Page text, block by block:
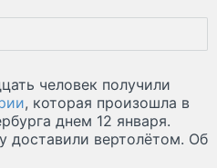
человек получили
, которая произошла в
днем 12 января.
доставили вертолётом. Об